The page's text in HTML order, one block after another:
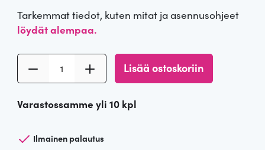
Tarkemmat tiedot, kuten mitat ja asennusohjeet
löydät alempaa.
k
i
Lisää ostoskoriin
Varastossamme yli 10 kpl
Ilmainen palautus